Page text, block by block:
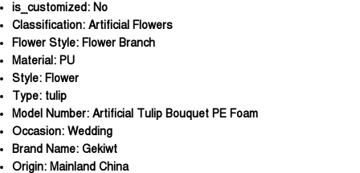
is_customized: No
Classification: Artificial Flowers
Flower Style: Flower Branch
Material: PU
Style: Flower
Type: tulip
Model Number: Artificial Tulip Bouquet PE Foam
Occasion: Wedding
Brand Name: Gekiwt
Origin: Mainland China